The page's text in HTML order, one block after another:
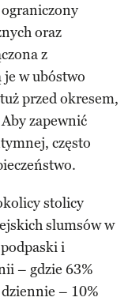
oraz
z
w ubóstwo
przed okresem,
zapewnić
często
stolicy
slumsów w
i
– gdzie 63%
– 10%